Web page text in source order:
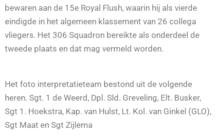
bewaren aan de 15e Royal Flush, waarin hij als vierde
eindigde in het algemeen klassement van 26 collega
vliegers. Het 306 Squadron bereikte als onderdeel de
tweede plaats en dat mag vermeld worden.
Het foto interpretatieteam bestond uit de volgende
heren. Sgt. 1 de Weerd, Dpl. Sld. Greveling, Elt. Busker,
Sgt 1. Hoekstra, Kap. van Hulst, Lt. Kol. van Ginkel (GLO),
Sgt Maat en Sgt Zijlema